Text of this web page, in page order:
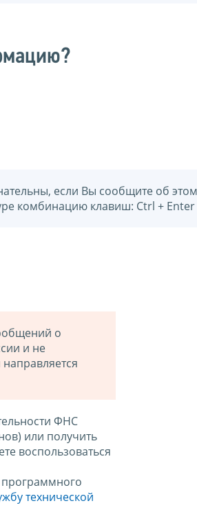
если Вы сообщите об
комбинацию клавиш: Ctrl +
о
и не
ФНС
или получить
воспользоваться
технической